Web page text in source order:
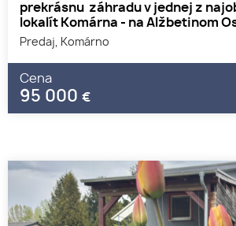
prekrásnu záhradu v jednej z
lokalít Komárna - na Alžbetinom
Predaj, Komárno
Cena
95 000 €